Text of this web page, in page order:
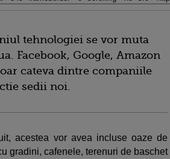
tehnologiei se vor muta
Facebook, Google, Amazon
cateva dintre companiile
sedii noi.
acestea vor avea incluse oaze de
gradini, cafenele, terenuri de baschet